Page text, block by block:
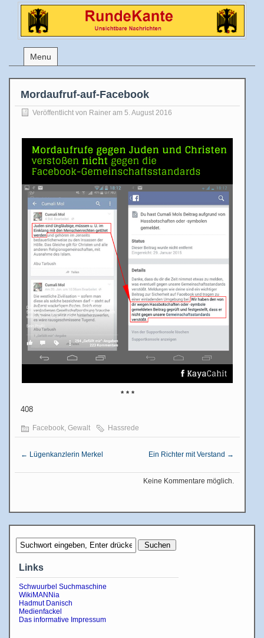
Menu
Mordaufruf-auf-Facebook
Veröffentlicht von Rainer am 5. August 2016
* * *
408
Facebook Gewalt Hassrede
← Lügenkanzlerin Merkel Ein Richter mit Verstand →
Keine Kommentare möglich.
Links
Schwuurbel Suchmaschine
WikiMANNia
Hadmut Danisch
Medienfackel
Das informative Impressum